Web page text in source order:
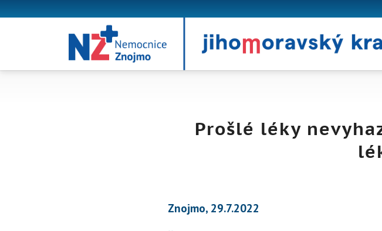
Prošlé léky
Znojmo, 29.7.2022